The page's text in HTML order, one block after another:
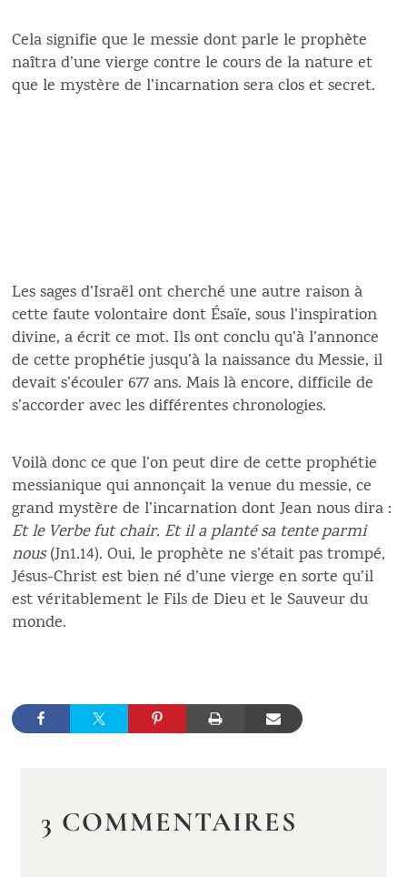
Cela signifie que le messie dont parle le prophète
naîtra d’une vierge contre le cours de la nature et
que le mystère de l’incarnation sera clos et secret.
Les sages d’Israël ont cherché une autre raison à
cette faute volontaire dont Ésaïe, sous l’inspiration
divine, a écrit ce mot. Ils ont conclu qu’à l’annonce
de cette prophétie jusqu’à la naissance du Messie, il
devait s’écouler 677 ans. Mais là encore, difficile de
s’accorder avec les différentes chronologies.
Voilà donc ce que l’on peut dire de cette prophétie
messianique qui annonçait la venue du messie, ce
grand mystère de l’incarnation dont Jean nous dira :
Et le Verbe fut chair. Et il a planté sa tente parmi
nous(Jn1.14). Oui, le prophète ne s’était pas trompé,
Jésus-Christ est bien né d’une vierge en sorte qu’il
est véritablement le Fils de Dieu et le Sauveur du
monde.
3 COMMENTAIRES